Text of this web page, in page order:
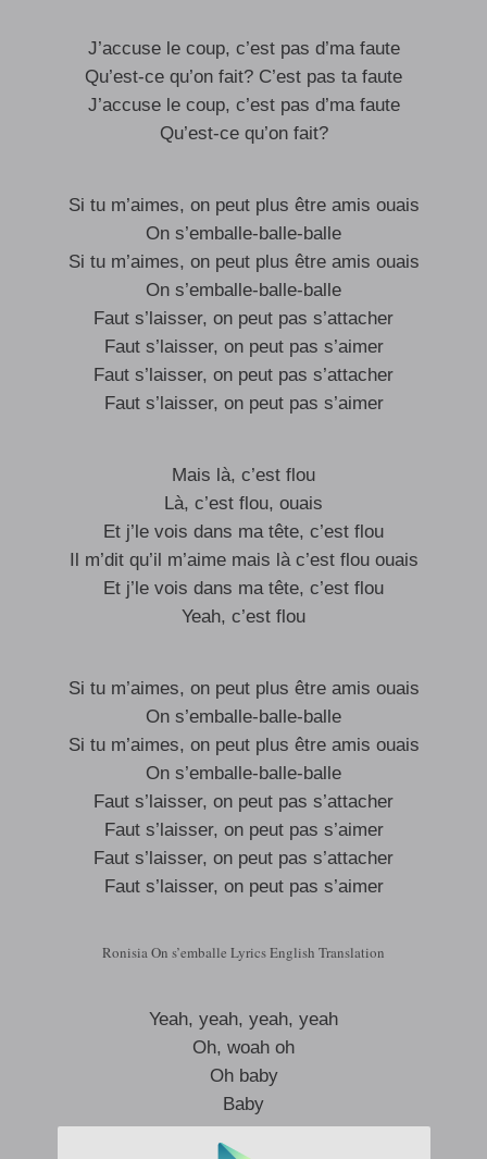
J’accuse le coup, c’est pas d’ma faute
Qu’est-ce qu’on fait? C’est pas ta faute
J’accuse le coup, c’est pas d’ma faute
Qu’est-ce qu’on fait?
Si tu m’aimes, on peut plus être amis ouais
On s’emballe-balle-balle
Si tu m’aimes, on peut plus être amis ouais
On s’emballe-balle-balle
Faut s’laisser, on peut pas s’attacher
Faut s’laisser, on peut pas s’aimer
Faut s’laisser, on peut pas s’attacher
Faut s’laisser, on peut pas s’aimer
Mais là, c’est flou
Là, c’est flou, ouais
Et j’le vois dans ma tête, c’est flou
Il m’dit qu’il m’aime mais là c’est flou ouais
Et j’le vois dans ma tête, c’est flou
Yeah, c’est flou
Si tu m’aimes, on peut plus être amis ouais
On s’emballe-balle-balle
Si tu m’aimes, on peut plus être amis ouais
On s’emballe-balle-balle
Faut s’laisser, on peut pas s’attacher
Faut s’laisser, on peut pas s’aimer
Faut s’laisser, on peut pas s’attacher
Faut s’laisser, on peut pas s’aimer
Ronisia On s’emballe Lyrics English Translation
Yeah, yeah, yeah, yeah
Oh, woah oh
Oh baby
Baby